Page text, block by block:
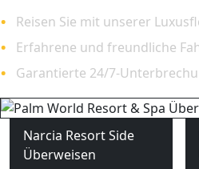
Reisen Sie mit unserer
Erfahrene und freundliche
Garantierte 24/7-
Narcia Resort Side
Überweisen